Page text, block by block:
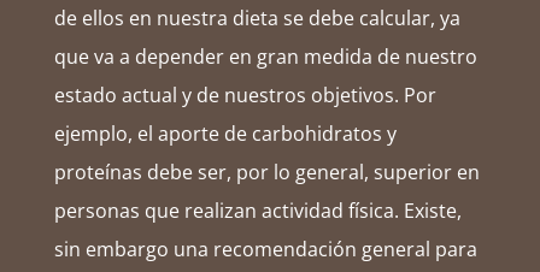
de ellos en nuestra dieta se debe calcular, ya
que va a depender en gran medida de nuestro
estado actual y de nuestros objetivos. Por
ejemplo, el aporte de carbohidratos y
proteínas debe ser, por lo general, superior en
personas que realizan actividad física. Existe,
sin embargo una recomendación general para